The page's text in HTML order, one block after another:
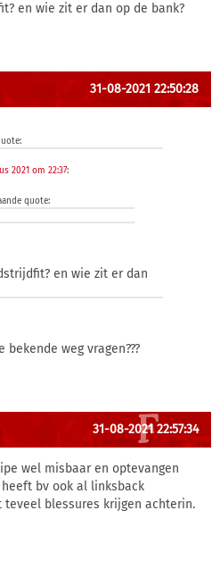
en wie zit er dan op de bank?
31-08-2021 22:50:28
2021 om 22:37:
quote:
en wie zit er dan
weg vragen???
31-08-2021 22:57:34
wel misbaar en optevangen
bv ook al linksback
blessures krijgen achterin.